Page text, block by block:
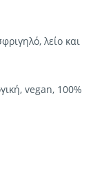
λείο και
vegan, 100%